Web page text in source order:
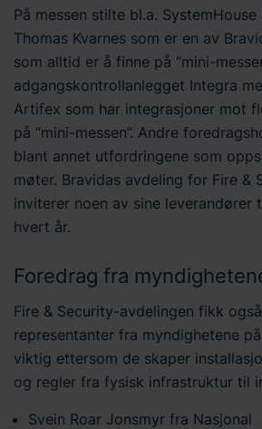
På messen stilte bl.a.
Thomas Kvarnes som er en av
som alltid er å finne på “mini-
adgangskontrollanlegget Integra
Artifex som har integrasjoner mot
på “mini-messen”. Andre
blant annet utfordringene som
møter. Bravidas avdeling for Fire &
inviterer noen av sine leverandører
hvert år.
Foredrag fra
Fire & Security-avdelingen fikk
representanter fra myndighetene
viktig ettersom de skaper
og regler fra fysisk infrastruktur til
Svein Roar Jonsmyr fra Nasjonal